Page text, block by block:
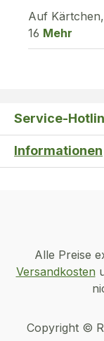
Auf
16 Mehr
Service-
Informationen
Alle Preise
Versandkosten
Copyright ©